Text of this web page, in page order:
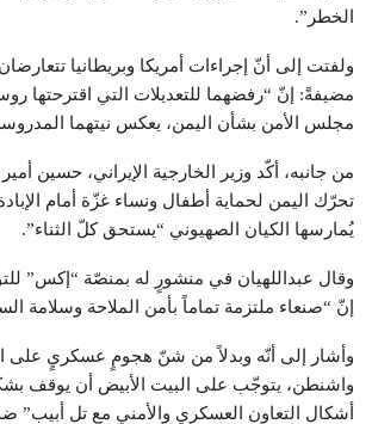
الخطر”.
ولفتت إلى أنّ إجراءات أمريكا وبريطانيا تتعارضان
مضيفةً: إنّ “رفضهما للتعديلات التي اقترحتها
مجلس الأمن بشأن اليمن، يعكس نيتهما المدروسة
من جانبه، أكّد وزير الخارجية الإيراني، حسين
تحرّك اليمن لحماية أطفال ونساء غزّة أمام
يُمارسها الكيان الصهيوني “يستحق كلّ الثناء”.
وقال عبداللهيان في منشورٍ له بمنصّة “إكس”
إنّ “صنعاء ملتزمة تماماً بأمن الملاحة وسلامة
وأشار إلى أنّه وبدلاً من شنّ هجومٍ عسكريٍ على
واشنطن، يتوجّب على البيت الأبيض أن يوقف
أشكال التعاون العسكري والأمني مع تل أبيب”